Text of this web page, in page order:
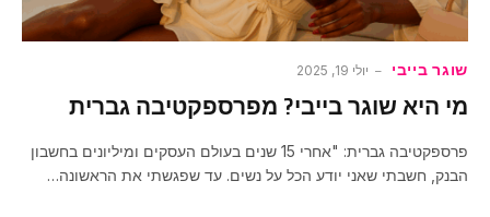
שוגר בייבי יולי 19, 2025
מי היא שוגר בייבי? מפרספקטיבה גברית
פרספקטיבה גברית: "אחרי 15 שנים בעולם העסקים ומיליונים בחשבון
הבנק, חשבתי שאני יודע הכל על נשים. עד שפגשתי את הראשונה…